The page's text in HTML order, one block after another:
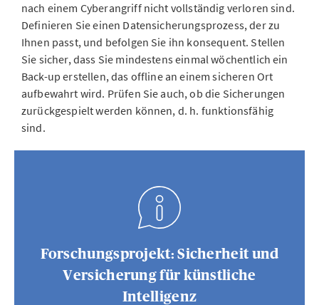
nach einem Cyberangriff nicht vollständig verloren sind.
Definieren Sie einen Datensicherungsprozess, der zu
Ihnen passt, und befolgen Sie ihn konsequent. Stellen
Sie sicher, dass Sie mindestens einmal wöchentlich ein
Back-up erstellen, das offline an einem sicheren Ort
aufbewahrt wird. Prüfen Sie auch, ob die Sicherungen
zurückgespielt werden können, d. h. funktionsfähig
sind.
Forschungsprojekt: Sicherheit und
Versicherung für künstliche
Intelligenz